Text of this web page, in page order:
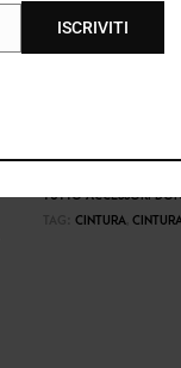
BORSE &
TUTTO ACCESSORI
CINTURA,
ISCRIVITI